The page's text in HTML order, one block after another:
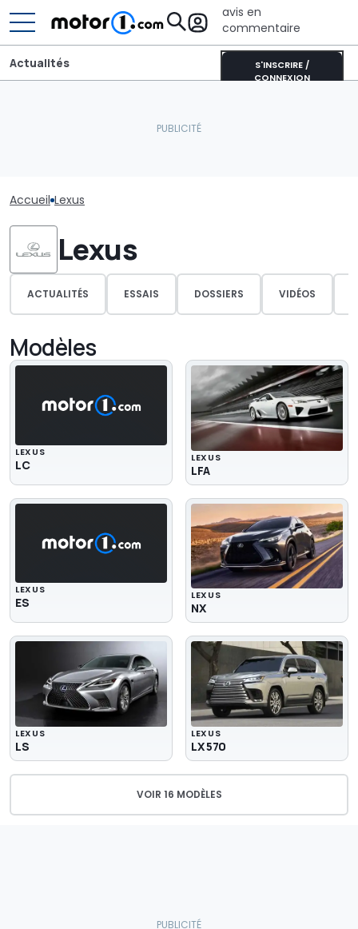
avis en
commentaire
S'INSCRIRE /
CONNEXION
Actualités
Accueil Lexus
Lexus
ACTUALITÉS ESSAIS DOSSIERS VIDÉOS
Modèles
LEXUS
LC LEXUS
LFA
LEXUS
ES LEXUS
NX
LEXUS
LS
LEXUS
LX 570
VOIR 16 MODÈLES